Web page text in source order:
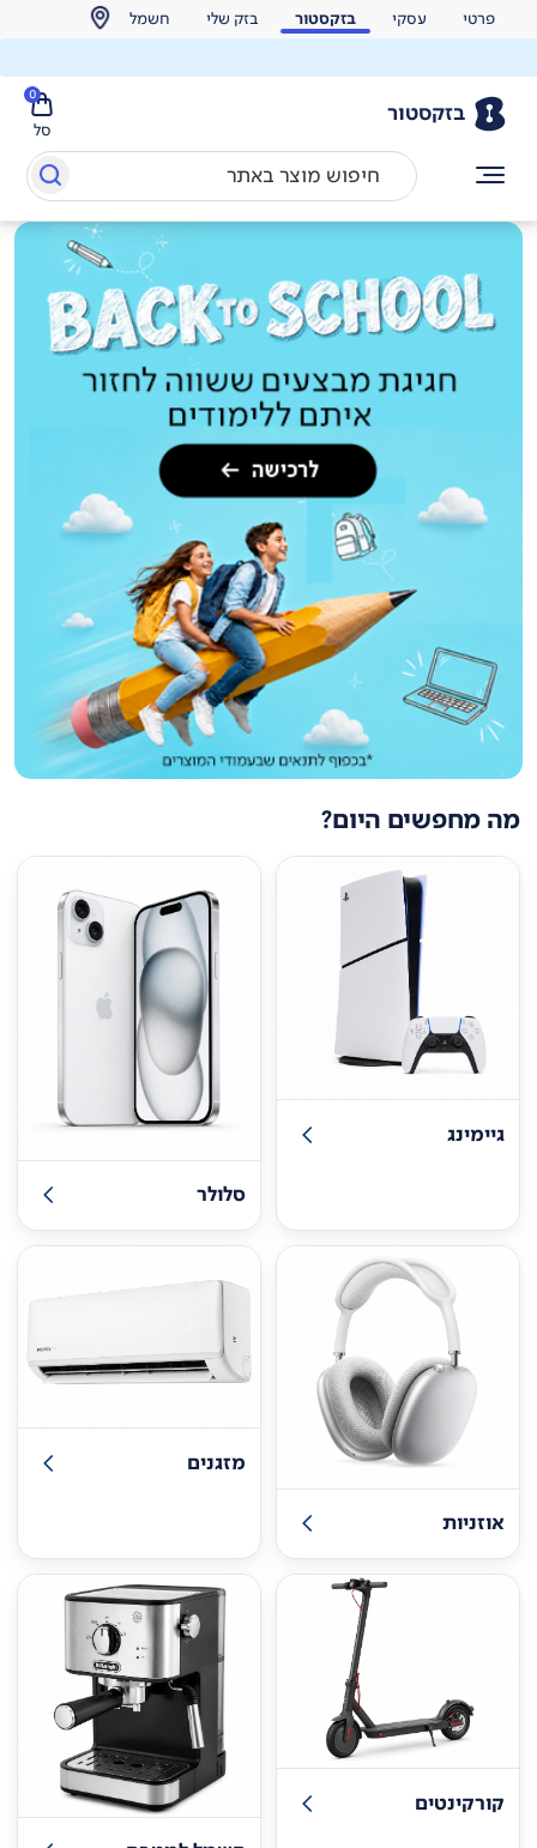
פרטי עסקי בזקסטור בזק שלי חשמל
בזקסטור
סל
0
מה מחפשים היום?
גיימינג
סלולר
אוזניות
מזגנים
קורקינטים